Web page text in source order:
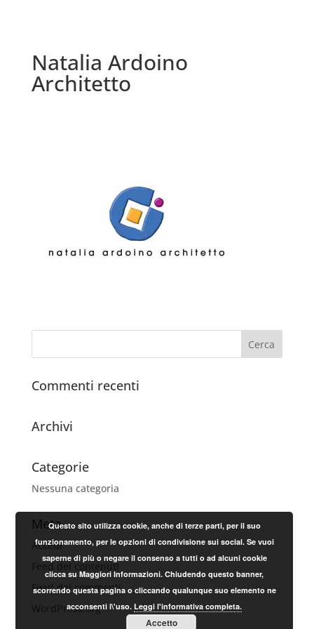
Natalia Ardoino
Architetto
Commenti recenti
Archivi
Categorie
Nessuna categoria
Meta
Accedi
Feed dei contenuti
Feed dei commenti
WordPress.org
Questo sito utilizza cookie, anche di terze parti, per il suo
funzionamento, per le opzioni di condivisione sui social. Se vuoi
saperne di più o negare il consenso a tutti o ad alcuni cookie
clicca su Maggiori Informazioni. Chiudendo questo banner,
scorrendo questa pagina o cliccando qualunque suo elemento ne
acconsenti l\'uso.Leggi l'informativa completa.
Accetto